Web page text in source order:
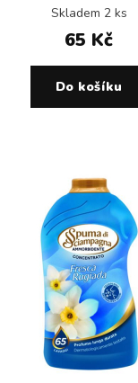
Skladem 2 ks
65 Kč
Do košíku